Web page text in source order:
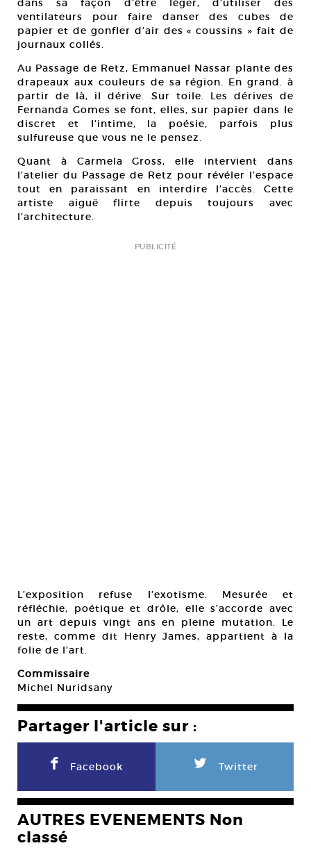
dans sa façon d’être léger, d’utiliser des
ventilateurs pour faire danser des cubes de
papier et de gonfler d’air des « coussins » fait de
journaux collés.
Au Passage de Retz, Emmanuel Nassar plante des
drapeaux aux couleurs de sa région. En grand. à
partir de là, il dérive. Sur toile. Les dérives de
Fernanda Gomes se font, elles, sur papier dans le
discret et l’intime, la poésie, parfois plus
sulfureuse que vous ne le pensez.
Quant à Carmela Gross, elle intervient dans
l’atelier du Passage de Retz pour révéler l’espace
tout en paraissant en interdire l’accès. Cette
artiste aiguë flirte depuis toujours avec
l’architecture.
PUBLICITÉ
L’exposition refuse l’exotisme. Mesurée et
réfléchie, poétique et drôle, elle s’accorde avec
un art depuis vingt ans en pleine mutation. Le
reste, comme dit Henry James, appartient à la
folie de l’art.
Commissaire
Michel Nuridsany
Partager l'article sur :
F Facebook L Twitter
AUTRES EVENEMENTS Non
classé